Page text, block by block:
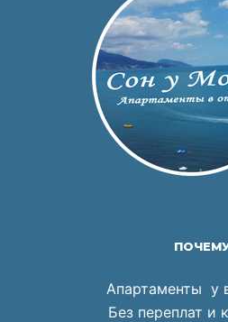
Апартаменты у
Без переплат и